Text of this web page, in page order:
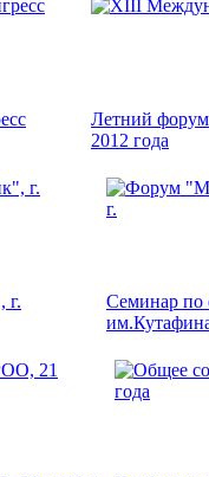
Летний
2012 года
г.
Семинар по